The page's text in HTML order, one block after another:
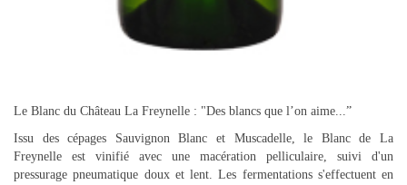
Le Blanc du Château La Freynelle : "Des blancs que l’on aime...”
Issu des cépages Sauvignon Blanc et Muscadelle, le Blanc de La
Freynelle est vinifié avec une macération pelliculaire, suivi d'un
pressurage pneumatique doux et lent. Les fermentations s'effectuent en